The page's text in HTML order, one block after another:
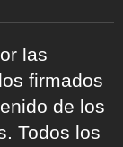
las
firmados
de los
Todos los